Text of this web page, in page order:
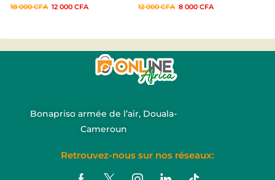
18 000CFA 12 000 CFA
12 000CFA 8 000 CFA
Bonapriso armée de l’air, Douala-
Cameroun
Retrouvez-nous sur nos réseaux: